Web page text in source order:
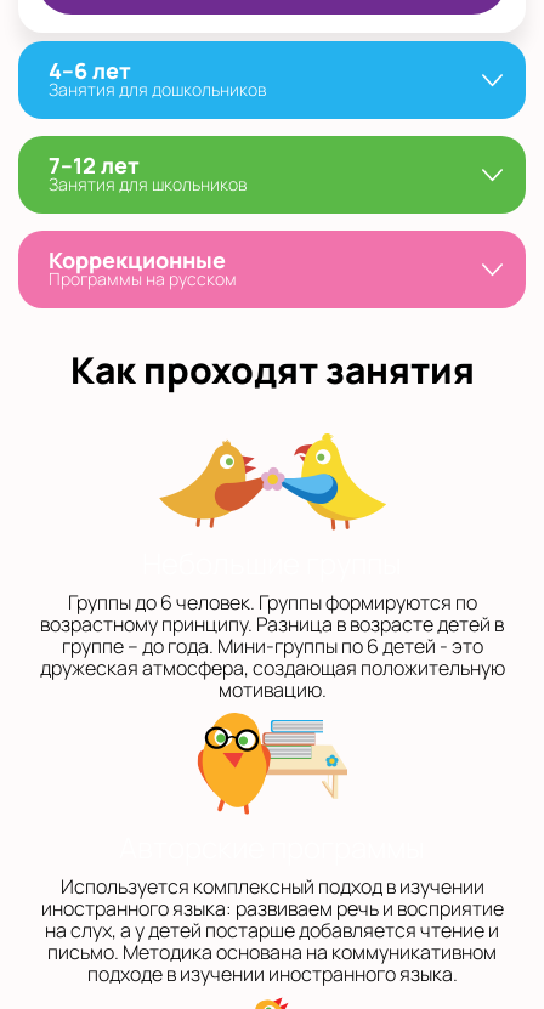
4–6 лет
Занятия для дошкольников
7–12 лет
Занятия для школьников
Коррекционные
Программы на русском
Как проходят занятия
Группы до 6 человек. Группы формируются по
возрастному принципу. Разница в возрасте детей в
группе – до года. Мини-группы по 6 детей - это
дружеская атмосфера, создающая положительную
мотивацию.
Используется комплексный подход в изучении
иностранного языка: развиваем речь и восприятие
на слух, а у детей постарше добавляется чтение и
письмо. Методика основана на коммуникативном
подходе в изучении иностранного языка.